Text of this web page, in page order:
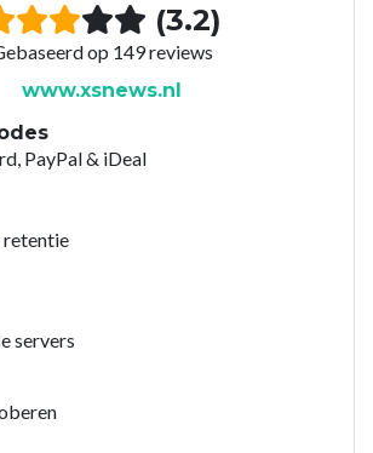
(3.2)
op 149 reviews
www.xsnews.nl
PayPal & iDeal
retentie
servers